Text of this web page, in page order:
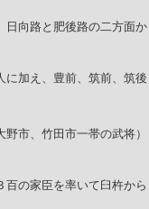
日向路と肥後路の二方面か
に加え、豊前、筑前、筑後
市、竹田市一帯の武将）
の家臣を率いて臼杵から